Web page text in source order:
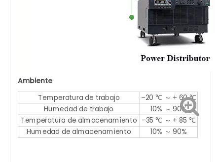
Ambiente
Temperatura de trabajo
–20 ℃ ～ + 60 ℃
Humedad de trabajo
10% ～ 90%
Temperatura de almacenamiento –35 ℃ ～ + 85 ℃
Humedad de almacenamiento
10% ～ 90%